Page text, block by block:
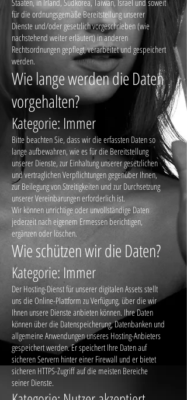
Staaten, in Irland, Südkorea, Taiwan, Israel und soweit
für die ordnungsgemäße Bereitstellung unserer
Dienste und/oder gesetzlich vorgeschrieben (wie
nachstehend weiter erläutert) in anderen
Rechtsordnungen gepflegt, verarbeitet und gespeichert
werden.
Wie lange werden die Daten
vorgehalten?
Kategorie: Immer
Bitte beachten Sie, dass wir die erfassten Daten so
lange aufbewahren, wie es für die Bereitstellung
unserer Dienste, zur Einhaltung unserer gesetzlichen
und vertraglichen Verpflichtungen gegenüber Ihnen,
zur Beilegung von Streitigkeiten und zur Durchsetzung
unserer Vereinbarungen erforderlich ist.
Wir können unrichtige oder unvollständige Daten
jederzeit nach eigenem Ermessen berichtigen,
ergänzen oder löschen.
Wie schützen wir die Daten?
Kategorie: Immer
Der Hosting-Dienst für unserer digitalen Assets stellt
uns die Online-Plattform zu Verfügung, über die wir
Ihnen unsere Dienste anbieten können. Ihre Daten
können über die Datenspeicherung, Datenbanken und
allgemeine Anwendungen unseres Hosting-Anbieters
gespeichert werden. Er speichert Ihre Daten auf
sicheren Servern hinter einer Firewall und er bietet
sicheren HTTPS-Zugriff auf die meisten Bereiche
seiner Dienste.